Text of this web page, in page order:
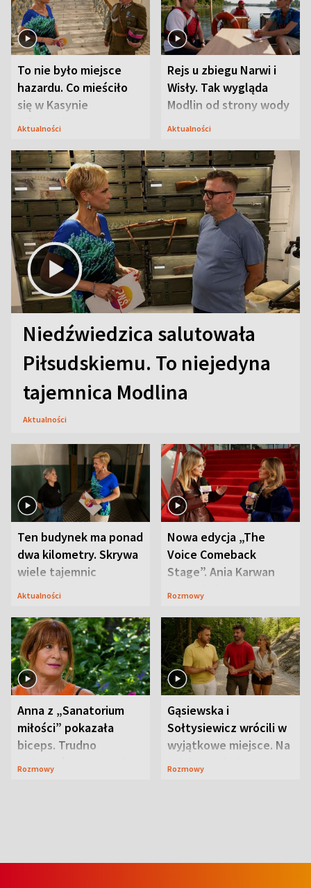
To nie było miejsce
hazardu. Co mieściło
się w Kasynie
Oficerskim?
Aktualności
Rejs u zbiegu Narwi i
Wisły. Tak wygląda
Modlin od strony wody
Aktualności
Niedźwiedzica salutowała
Piłsudskiemu. To niejedyna
tajemnica Modlina
Aktualności
Ten budynek ma ponad
dwa kilometry. Skrywa
wiele tajemnic
Aktualności
Nowa edycja „The
Voice Comeback
Stage”. Ania Karwan
zapowiada
Rozmowy
Anna z „Sanatorium
miłości” pokazała
biceps. Trudno
uwierzyć, co przeszła
Rozmowy
Gąsiewska i
Sołtysiewicz wrócili w
wyjątkowe miejsce. Na
szlaku czekał
Rozmowy